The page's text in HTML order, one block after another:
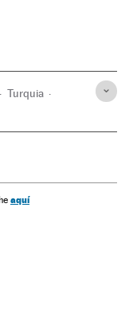
Turquia
aquí